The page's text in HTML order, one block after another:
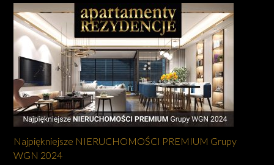
Najpiękniejsze NIERUCHOMOŚCI PREMIUM Grupy
WGN 2024